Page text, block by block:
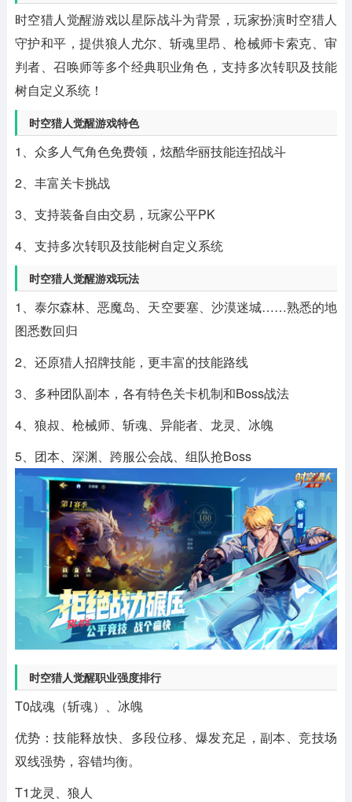
时空猎人觉醒游戏以星际战斗为背景，玩家扮演时空猎人
守护和平，提供狼人尤尔、斩魂里昂、枪械师卡索克、审
判者、召唤师等多个经典职业角色，支持多次转职及技能
树自定义系统！
时空猎人觉醒游戏特色
1、众多人气角色免费领，炫酷华丽技能连招战斗
2、丰富关卡挑战
3、支持装备自由交易，玩家公平PK
4、支持多次转职及技能树自定义系统
时空猎人觉醒游戏玩法
1、泰尔森林、恶魔岛、天空要塞、沙漠迷城……熟悉的地
图悉数回归
2、还原猎人招牌技能，更丰富的技能路线
3、多种团队副本，各有特色关卡机制和Boss战法
4、狼叔、枪械师、斩魂、异能者、龙灵、冰魄
5、团本、深渊、跨服公会战、组队抢Boss
时空猎人觉醒职业强度排行
T0战魂（斩魂）、冰魄
优势：技能释放快、多段位移、爆发充足，副本、竞技场
双线强势，容错均衡。
T1龙灵、狼人